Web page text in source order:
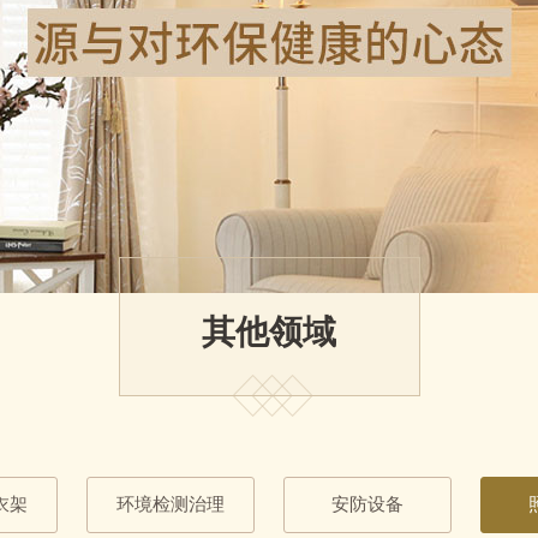
其他领域
架 环境检测治理 安防设备